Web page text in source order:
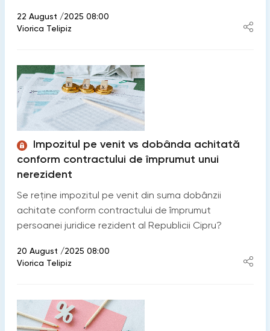
22 August /2025 08:00
Viorica Telipiz
Impozitul pe venit vs dobânda achitată
conform contractului de împrumut unui
nerezident
Se reține impozitul pe venit din suma dobânzii
achitate conform contractului de împrumut
persoanei juridice rezident al Republicii Cipru?
20 August /2025 08:00
Viorica Telipiz